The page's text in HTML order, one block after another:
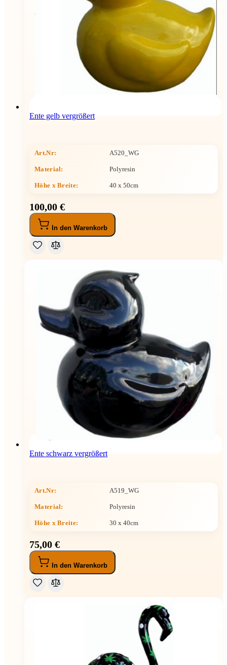
Ente gelb vergrößert
Art.Nr: A520_WG
Material: Polyresin
Höhe x Breite: 40 x 50cm
100,00 €
In den Warenkorb
Ente schwarz vergrößert
Art.Nr: A519_WG
Material: Polyresin
Höhe x Breite: 30 x 40cm
75,00 €
In den Warenkorb